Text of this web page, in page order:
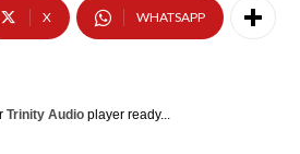
X WHATSAPP
Trinity Audio player ready...